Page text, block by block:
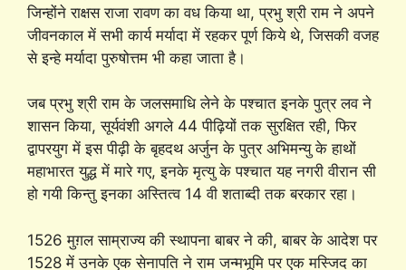
जिन्होंने राक्षस राजा रावण का वध किया था, प्रभु श्री राम ने अपने
जीवनकाल में सभी कार्य मर्यादा में रहकर पूर्ण किये थे, जिसकी वजह
से इन्हे मर्यादा पुरुषोत्तम भी कहा जाता है।
जब प्रभु श्री राम के जलसमाधि लेने के पश्चात इनके पुत्र लव ने
शासन किया, सूर्यवंशी अगले 44 पीढ़ियों तक सुरक्षित रही, फिर
द्वापरयुग में इस पीढ़ी के बृहदथ अर्जुन के पुत्र अभिमन्यु के हाथों
महाभारत युद्ध में मारे गए, इनके मृत्यु के पश्चात यह नगरी वीरान सी
हो गयी किन्तु इनका अस्तित्व 14 वी शताब्दी तक बरकार रहा।
1526 मुग़ल साम्राज्य की स्थापना बाबर ने की, बाबर के आदेश पर
1528 में उनके एक सेनापति ने राम जन्मभूमि पर एक मस्जिद का